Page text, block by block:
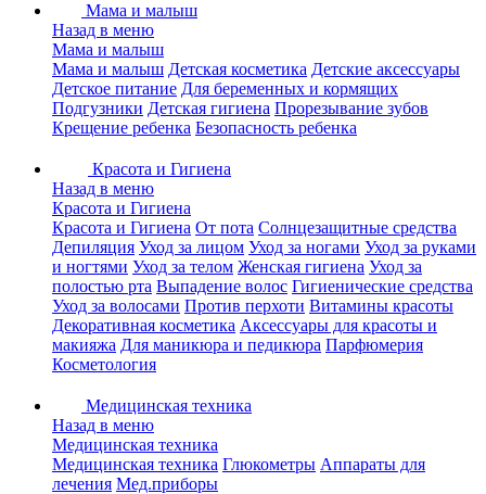
Мама и малыш
Назад в меню
Мама и малыш
Мама и малыш Детская косметика Детские аксессуары
Детское питание Для беременных и кормящих
Подгузники Детская гигиена Прорезывание зубов
Крещение ребенка Безопасность ребенка
Красота и Гигиена
Назад в меню
Красота и Гигиена
Красота и Гигиена От пота Солнцезащитные средства
Депиляция Уход за лицом Уход за ногами Уход за руками
и ногтями Уход за телом Женская гигиена Уход за
полостью рта Выпадение волос Гигиенические средства
Уход за волосами Против перхоти Витамины красоты
Декоративная косметика Аксессуары для красоты и
макияжа Для маникюра и педикюра Парфюмерия
Косметология
Медицинская техника
Назад в меню
Медицинская техника
Медицинская техника Глюкометры Аппараты для
лечения Мед.приборы